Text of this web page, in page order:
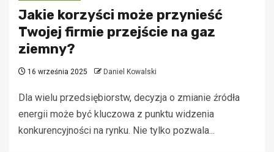
Jakie korzyści może przynieść
Twojej firmie przejście na gaz
ziemny?
16 września 2025 Daniel Kowalski
Dla wielu przedsiębiorstw, decyzja o zmianie źródła
energii może być kluczowa z punktu widzenia
konkurencyjności na rynku. Nie tylko pozwala...